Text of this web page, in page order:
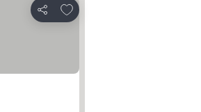
Partilhar
Adicionar aos favoritos